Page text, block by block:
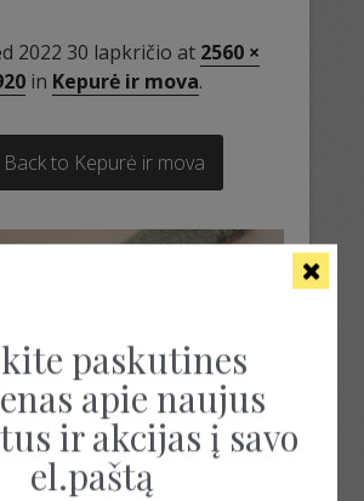
2022 30 lapkričio at 2560 ×
in Kepurė ir mova.
to Kepurė ir mova
paskutines
apie naujus
ir akcijas į savo
el.paštą